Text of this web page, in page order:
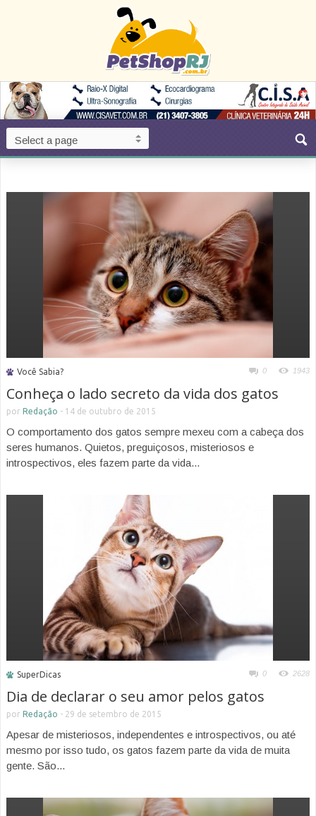
Você Sabia? 0 1943
Conheça o lado secreto da vida dos gatos
por Redação - 14 de outubro de 2015
O comportamento dos gatos sempre mexeu com a cabeça dos
seres humanos. Quietos, preguiçosos, misteriosos e
introspectivos, eles fazem parte da vida...
SuperDicas 0 2628
Dia de declarar o seu amor pelos gatos
por Redação - 29 de setembro de 2015
Apesar de misteriosos, independentes e introspectivos, ou até
mesmo por isso tudo, os gatos fazem parte da vida de muita
gente. São...